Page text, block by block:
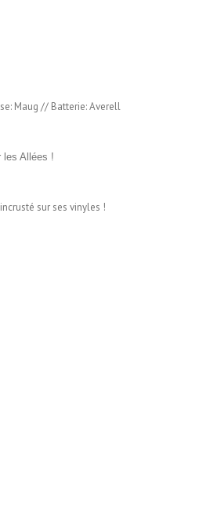
Maug // Batterie: Averell
les Allées !
incrusté sur ses vinyles !